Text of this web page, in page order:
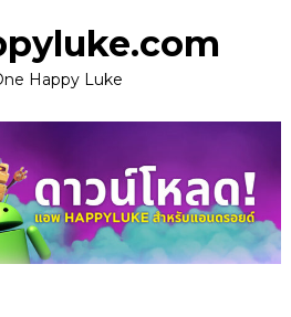
Happy Luke